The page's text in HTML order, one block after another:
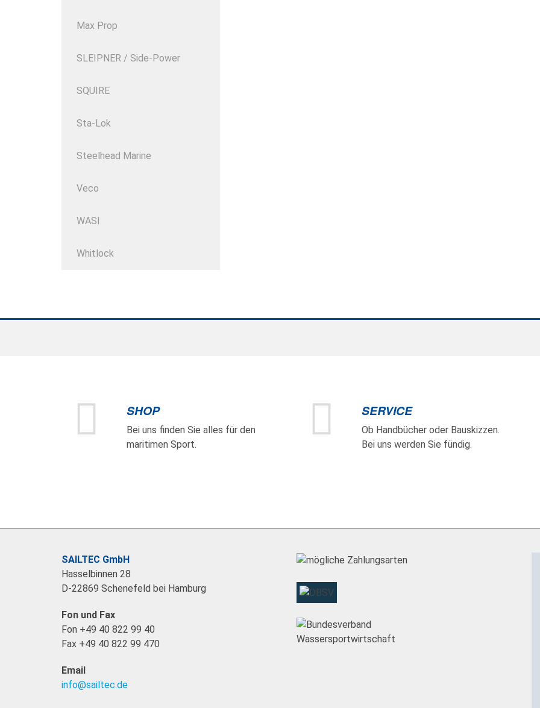
Max Prop
SLEIPNER / Side-Power
SQUIRE
Sta-Lok
Steelhead Marine
Veco
WASI
Whitlock
SHOP
Bei uns finden Sie alles für den
maritimen Sport.
SERVICE
Ob Handbücher oder Bauskizzen.
Bei uns werden Sie fündig.
SAILTEC GmbH
Hasselbinnen 28
D-22869 Schenefeld bei Hamburg
Fon und Fax
Fon +49 40 822 99 40
Fax +49 40 822 99 470
Email
info@sailtec.de